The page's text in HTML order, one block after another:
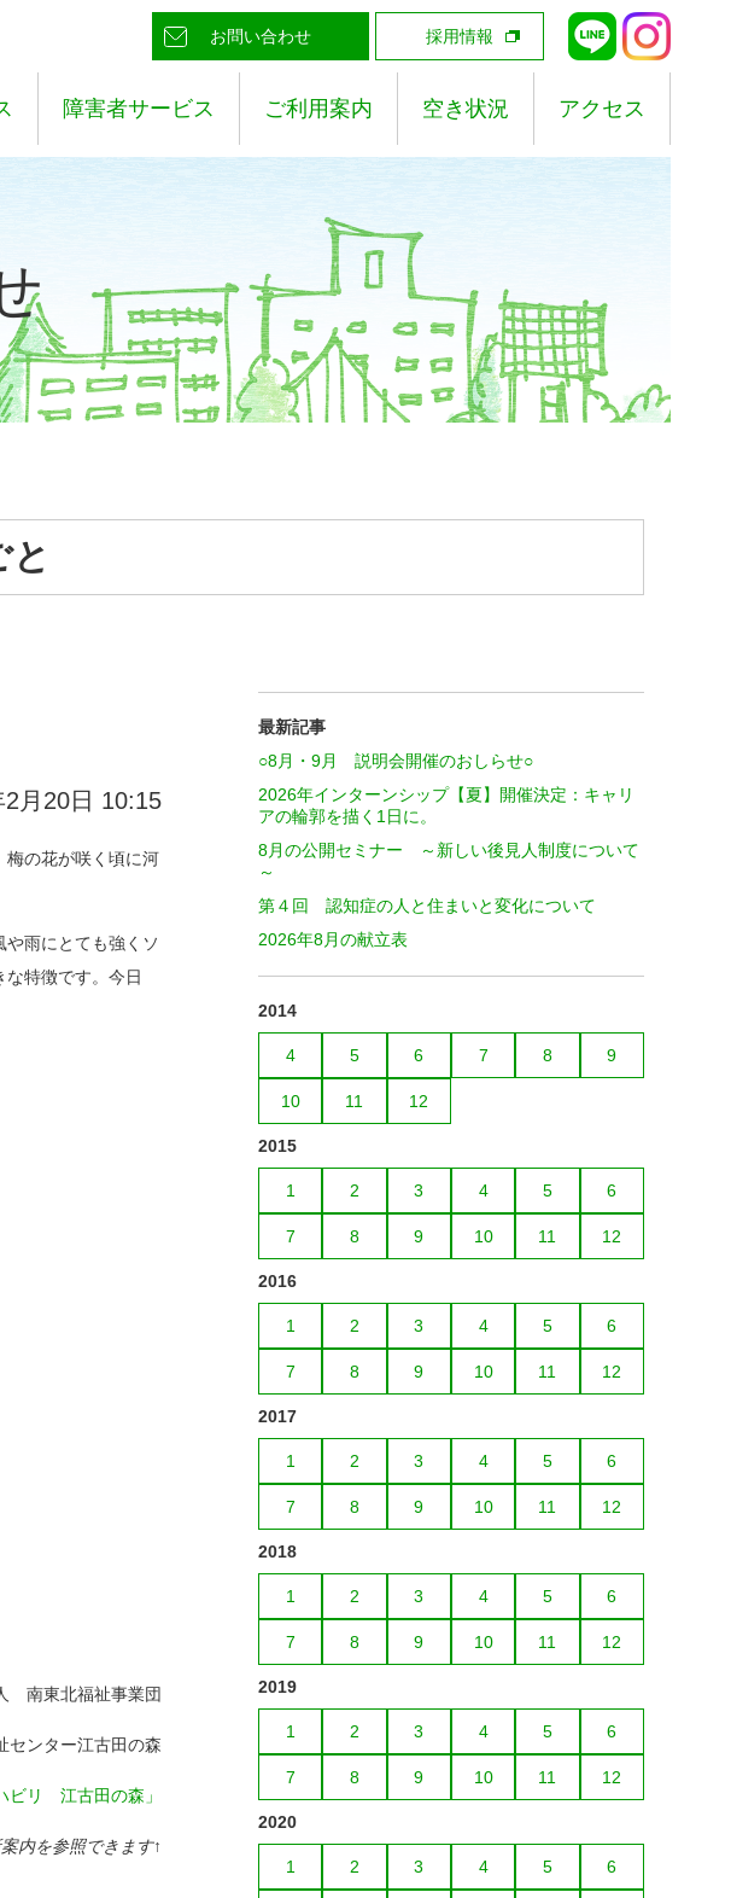
お問い合わせ 採用情報
障害者サービス ご利用案内 空き状況 アクセス
2月20日 10:15
の花が咲く頃に河
雨にとても強くソ
特徴です。今日
南東北福祉事業団
センター江古田の森
ビリ 江古田の森」
内を参照できます↑
最新記事
○8月・9月 説明会開催のおしらせ○
2026年インターンシップ【夏】開催決定：キャリ
アの輪郭を描く1日に。
8月の公開セミナー ～新しい後見人制度について
～
第４回 認知症の人と住まいと変化について
2026年8月の献立表
2014
4 5 6 7 8 9
10 11 12
2015
1 2 3 4 5 6
7 8 9 10 11 12
2016
1 2 3 4 5 6
7 8 9 10 11 12
2017
1 2 3 4 5 6
7 8 9 10 11 12
2018
1 2 3 4 5 6
7 8 9 10 11 12
2019
1 2 3 4 5 6
7 8 9 10 11 12
2020
1 2 3 4 5 6